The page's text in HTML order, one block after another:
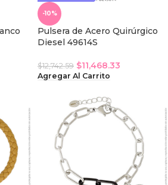
-10%
Pulsera de Acero Quirúrgico
Diesel 49614S
$12,742.59 $11,468.33
Agregar Al Carrito